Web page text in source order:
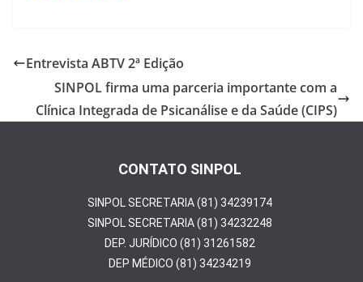
b
o
o
er e
Entrevista ABTV 2ª Edição
SINPOL firma uma parceria importante com a
Clínica Integrada de Psicanálise e da Saúde (CIPS)
CONTATO SINPOL
SINPOL SECRETARIA (81) 34239174
SINPOL SECRETARIA (81) 34232248
DEP. JURÍDICO (81) 31261582
DEP MÉDICO (81) 34234219